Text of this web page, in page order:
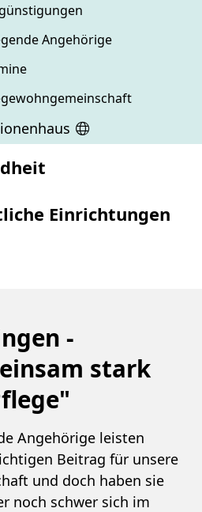
Angehörige
Einrichtungen
-
stark
Angehörige leisten
Beitrag für unsere
und doch haben sie
noch schwer sich im